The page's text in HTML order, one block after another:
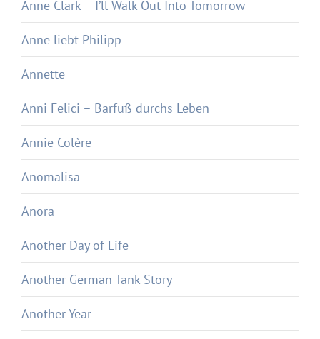
Anne Clark – I’ll Walk Out Into Tomorrow
Anne liebt Philipp
Annette
Anni Felici – Barfuß durchs Leben
Annie Colère
Anomalisa
Anora
Another Day of Life
Another German Tank Story
Another Year